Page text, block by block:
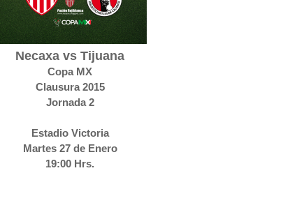
Necaxa vs Tijuana
Copa MX
Clausura 2015
Jornada 2
Estadio Victoria
Martes 27 de Enero
19:00 Hrs.